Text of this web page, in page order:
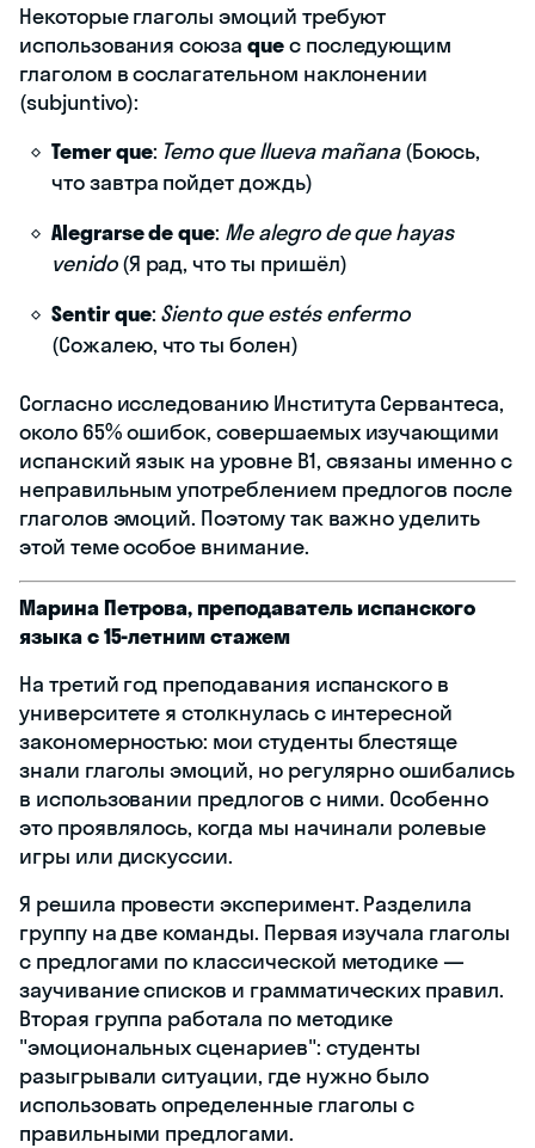
Некоторые глаголы эмоций требуют
использования союза queс последующим
глаголом в сослагательном наклонении
(subjuntivo):
Temer que: Temo que llueva mañana(Боюсь,
что завтра пойдет дождь)
Alegrarse de que: Me alegro de que hayas
venido(Я рад, что ты пришёл)
Sentir que: Siento que estés enfermo
(Сожалею, что ты болен)
Согласно исследованию Института Сервантеса,
около 65% ошибок, совершаемых изучающими
испанский язык на уровне B1, связаны именно с
неправильным употреблением предлогов после
глаголов эмоций. Поэтому так важно уделить
этой теме особое внимание.
Марина Петрова, преподаватель испанского
языка с 15-летним стажем
На третий год преподавания испанского в
университете я столкнулась с интересной
закономерностью: мои студенты блестяще
знали глаголы эмоций, но регулярно ошибались
в использовании предлогов с ними. Особенно
это проявлялось, когда мы начинали ролевые
игры или дискуссии.
Я решила провести эксперимент. Разделила
группу на две команды. Первая изучала глаголы
с предлогами по классической методике —
заучивание списков и грамматических правил.
Вторая группа работала по методике
"эмоциональных сценариев": студенты
разыгрывали ситуации, где нужно было
использовать определенные глаголы с
правильными предлогами.